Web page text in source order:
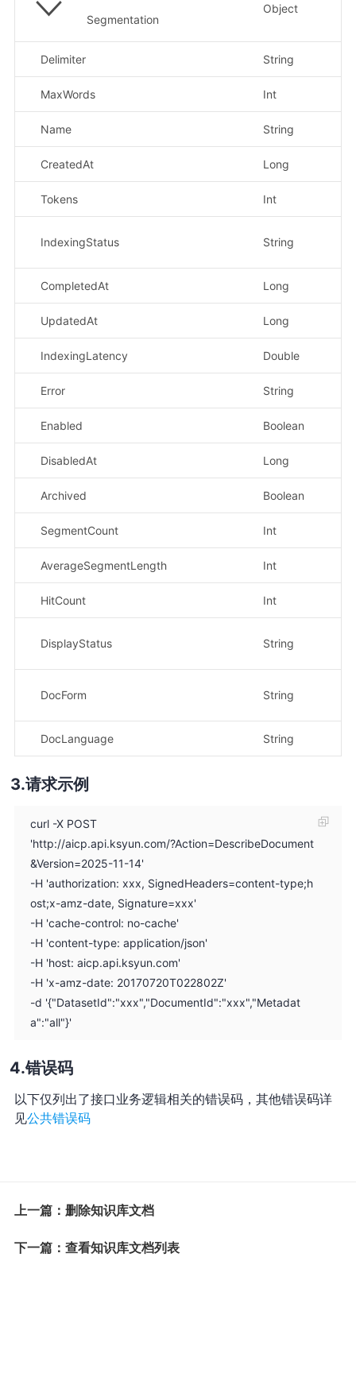
Segmentation
Object
Delimiter String
MaxWords Int
Name String
CreatedAt Long
Tokens Int
IndexingStatus String
CompletedAt Long
UpdatedAt Long
IndexingLatency Double
Error String
Enabled Boolean
DisabledAt Long
Archived Boolean
SegmentCount Int
AverageSegmentLength Int
HitCount Int
DisplayStatus String
DocForm String
DocLanguage String
请求示例
curl -X POST
'http://aicp.api.ksyun.com/?Action=DescribeDocument
&Version=2025-11-14'
-H 'authorization: xxx, SignedHeaders=content-type;h
ost;x-amz-date, Signature=xxx'
-H 'cache-control: no-cache'
-H 'content-type: application/json'
-H 'host: aicp.api.ksyun.com'
-H 'x-amz-date: 20170720T022802Z'
-d '{"DatasetId":"xxx","DocumentId":"xxx","Metadat
a":"all"}'
错误码
以下仅列出了接口业务逻辑相关的错误码，其他错误码详
见公共错误码
上一篇：删除知识库文档
下一篇：查看知识库文档列表